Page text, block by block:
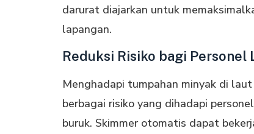
darurat diajarkan untuk
lapangan.
Reduksi Risiko bagi Personel
Menghadapi tumpahan minyak di
berbagai risiko yang dihadapi
buruk. Skimmer otomatis dapat